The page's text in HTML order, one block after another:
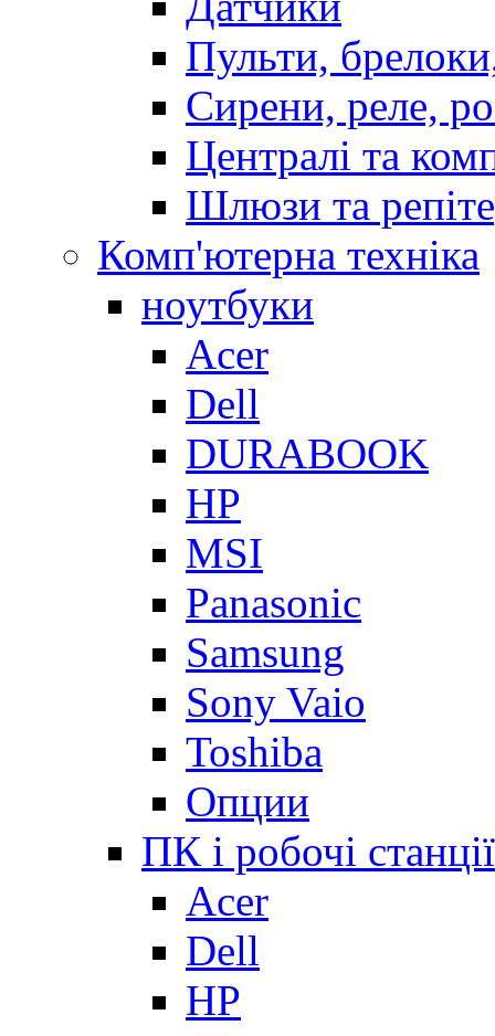
Пульти,
Сирени, реле,
Централі та
Шлюзи та
Комп'ютерна техніка
ноутбуки
Acer
Dell
DURABOOK
HP
MSI
Panasonic
Samsung
Sony Vaio
Toshiba
Опции
ПК і робочі станції
Acer
Dell
HP